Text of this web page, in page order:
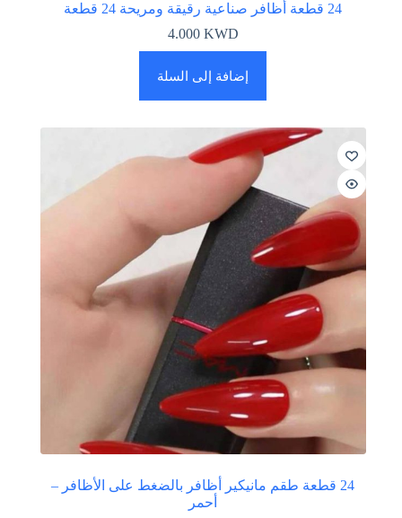
24 قطعة أظافر صناعية رقيقة ومريحة 24 قطعة
4.000 KWD
إضافة إلى السلة
24 قطعة طقم مانيكير أظافر بالضغط على الأظافر –
أحمر